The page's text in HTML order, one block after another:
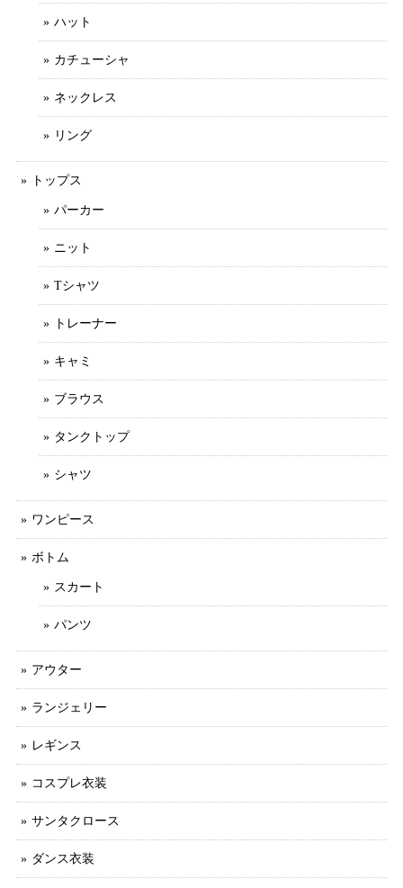
ハット
カチューシャ
ネックレス
リング
トップス
パーカー
ニット
Tシャツ
トレーナー
キャミ
ブラウス
タンクトップ
シャツ
ワンピース
ボトム
スカート
パンツ
アウター
ランジェリー
レギンス
コスプレ衣装
サンタクロース
ダンス衣装